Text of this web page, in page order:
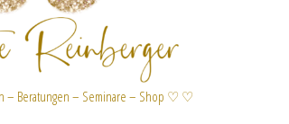
Beratungen – Seminare – Shop ♡ ♡